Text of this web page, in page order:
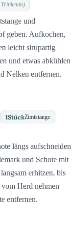
und
geben. Aufkochen,
leicht sirupartig
und etwas abkühlen
Nelken entfernen.
1StückZimtstange
längs aufschneiden
und Schote mit
erhitzen, bis
Herd nehmen
entfernen.